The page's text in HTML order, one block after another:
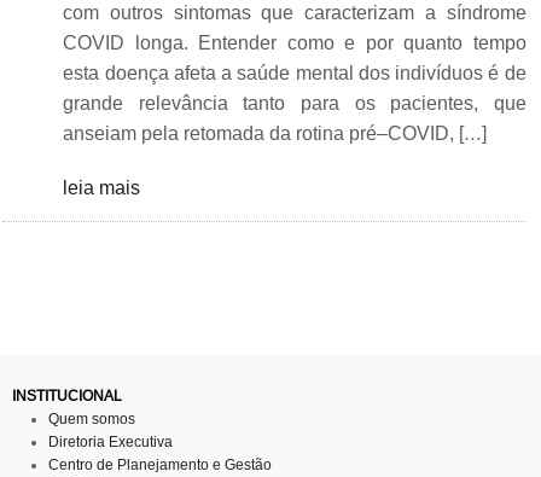
com outros sintomas que caracterizam a síndrome
COVID longa. Entender como e por quanto tempo
esta doença afeta a saúde mental dos indivíduos é de
grande relevância tanto para os pacientes, que
anseiam pela retomada da rotina pré–COVID, […]
leia mais
INSTITUCIONAL
Quem somos
Diretoria Executiva
Centro de Planejamento e Gestão